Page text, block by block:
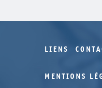
LIENS
MENTIONS